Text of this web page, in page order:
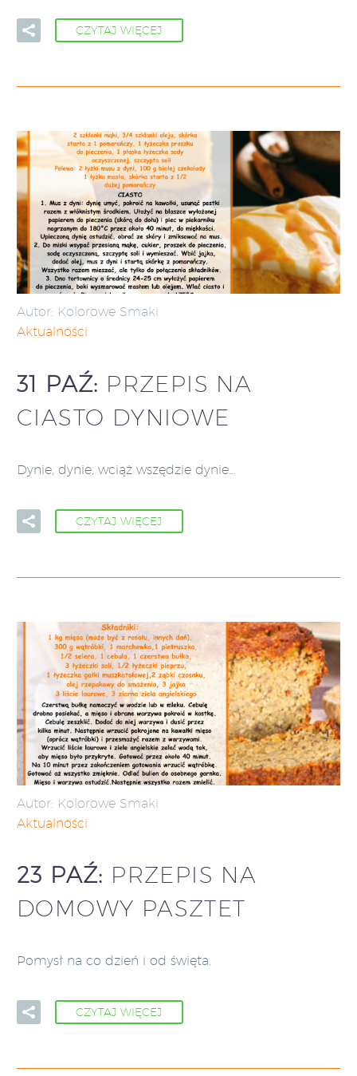
CZYTAJ WIĘCEJ
Autor: Kolorowe Smaki
Aktualności
31 PAŹ: PRZEPIS NA
CIASTO DYNIOWE
Dynie, dynie, wciąż wszędzie dynie…
CZYTAJ WIĘCEJ
Autor: Kolorowe Smaki
Aktualności
23 PAŹ: PRZEPIS NA
DOMOWY PASZTET
Pomysł na co dzień i od święta.
CZYTAJ WIĘCEJ